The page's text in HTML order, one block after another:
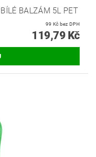
BALZÁM 5L PET
99 Kč bez DPH
119,79 Kč